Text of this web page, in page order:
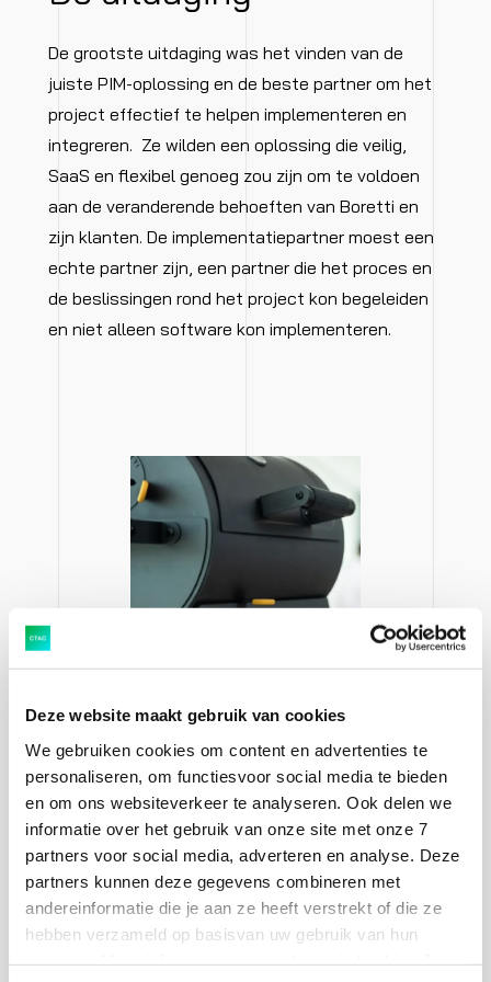
Deze website maakt gebruik van cookies
We gebruiken cookies om content en advertenties te
personaliseren, om functiesvoor social media te bieden
en om ons websiteverkeer te analyseren. Ook delen we
informatie over het gebruik van onze site met onze 7
partners voor social media, adverteren en analyse. Deze
partners kunnen deze gegevens combineren met
andereinformatie die je aan ze heeft verstrekt of die ze
hebben verzameld op basisvan uw gebruik van hun
De grootste uitdaging was het vinden van de
juiste PIM-oplossing en de beste partner om het
project effectief te helpen implementeren en
integreren. Ze wilden een oplossing die veilig,
SaaS en flexibel genoeg zou zijn om te voldoen
aan de veranderende behoeften van Boretti en
zijn klanten. De implementatiepartner moest een
echte partner zijn, een partner die het proces en
de beslissingen rond het project kon begeleiden
en niet alleen software kon implementeren.
“Ctac heeft echt met ons meegedacht en ons